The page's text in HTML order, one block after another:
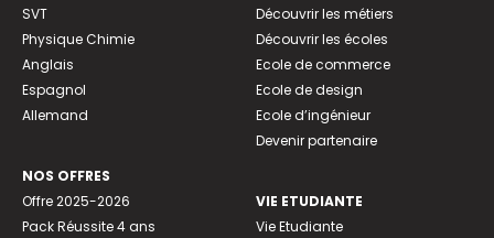
SVT
Physique Chimie
Anglais
Espagnol
Allemand
NOS OFFRES
Offre 2025-2026
Pack Réussite 4 ans
Découvrir les métiers
Découvrir les écoles
Ecole de commerce
Ecole de design
Ecole d’ingénieur
Devenir partenaire
VIE ETUDIANTE
Vie Etudiante